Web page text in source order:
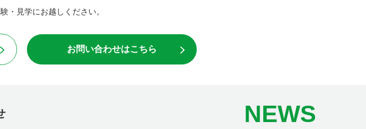
・見学にお越しください。
お問い合わせはこちら
NEWS